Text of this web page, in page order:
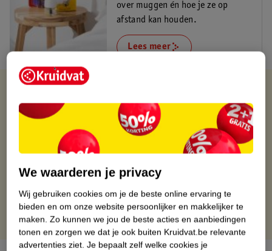
over muggen én hoe je ze op
afstand kan houden.
Lees meer
Gratis ophalen in de winkel
Op werkdagen voor 22:00 uur besteld, volgende dag in huis
Gratis thuisbezorgd vanaf 50.00
Gratis punten met je Kruidvat kaart
We waarderen je privacy
Wij gebruiken cookies om je de beste online ervaring te
bieden en om onze website persoonlijker en makkelijker te
maken. Zo kunnen we jou de beste acties en aanbiedingen
tonen en zorgen we dat je ook buiten Kruidvat.be relevante
advertenties ziet. Je bepaalt zelf welke cookies je